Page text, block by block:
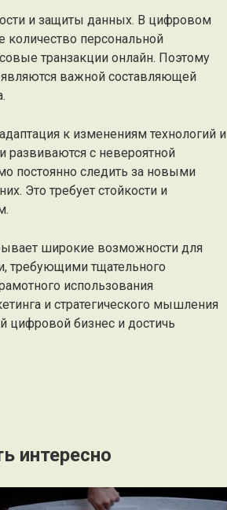
и защиты данных. В цифровом
персональной
транзакции онлайн. Поэтому
важной составляющей
к изменениям технологий и
развиваются с невероятной
постоянно следить за новыми
Это требует стойкости и
широкие возможности для
требующими тщательного
использования
и стратегического мышления
цифровой бизнес и достичь
интересно